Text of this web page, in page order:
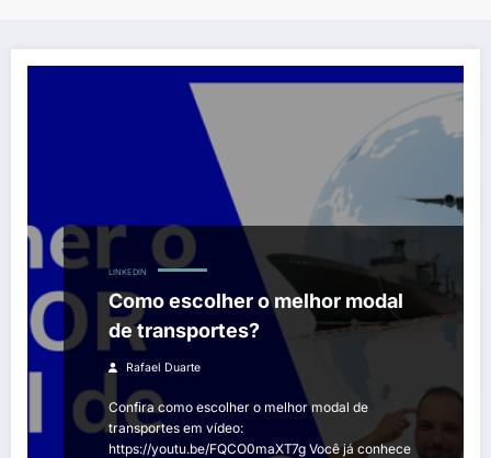
LINKEDIN
Como escolher o melhor modal
de transportes?
Rafael Duarte
Confira como escolher o melhor modal de
transportes em vídeo:
https://youtu.be/FQCO0maXT7g Você já conhece